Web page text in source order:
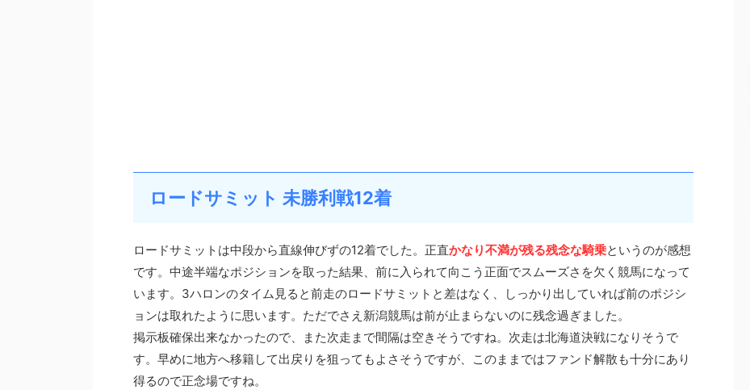
ロードサミット 未勝利戦12着
ロードサミットは中段から直線伸びずの12着でした。正直かなり不満が残る残念な騎乗というのが感想
です。中途半端なポジションを取った結果、前に入られて向こう正面でスムーズさを欠く競馬になって
います。3ハロンのタイム見ると前走のロードサミットと差はなく、しっかり出していれば前のポジシ
ョンは取れたように思います。ただでさえ新潟競馬は前が止まらないのに残念過ぎました。
掲示板確保出来なかったので、また次走まで間隔は空きそうですね。次走は北海道決戦になりそうで
す。早めに地方へ移籍して出戻りを狙ってもよさそうですが、このままではファンド解散も十分にあり
得るので正念場ですね。